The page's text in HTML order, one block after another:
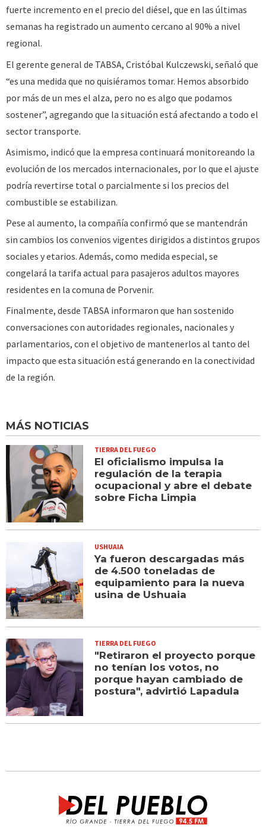
fuerte incremento en el precio del diésel, que en las últimas
semanas ha registrado un aumento cercano al 90% a nivel
regional.
El gerente general de TABSA, Cristóbal Kulczewski, señaló que
“es una medida que no quisiéramos tomar. Hemos absorbido
por más de un mes el alza, pero no es algo que podamos
sostener”, agregando que la situación está afectando a todo el
sector transporte.
Asimismo, indicó que la empresa continuará monitoreando la
evolución de los mercados internacionales, por lo que el ajuste
podría revertirse total o parcialmente si los precios del
combustible se estabilizan.
Pese al aumento, la compañía confirmó que se mantendrán
sin cambios los convenios vigentes dirigidos a distintos grupos
sociales y etarios. Además, como medida especial, se
congelará la tarifa actual para pasajeros adultos mayores
residentes en la comuna de Porvenir.
Finalmente, desde TABSA informaron que han sostenido
conversaciones con autoridades regionales, nacionales y
parlamentarios, con el objetivo de mantenerlos al tanto del
impacto que esta situación está generando en la conectividad
de la región.
MÁS NOTICIAS
TIERRA DEL FUEGO
El oficialismo impulsa la
regulación de la terapia
ocupacional y abre el debate
sobre Ficha Limpia
USHUAIA
Ya fueron descargadas más
de 4.500 toneladas de
equipamiento para la nueva
usina de Ushuaia
TIERRA DEL FUEGO
"Retiraron el proyecto porque
no tenían los votos, no
porque hayan cambiado de
postura", advirtió Lapadula